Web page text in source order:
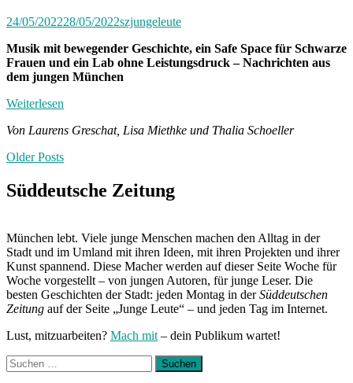
24/05/202228/05/2022szjungeleute
Musik mit bewegender Geschichte, ein Safe Space für Schwarze
Frauen und ein Lab ohne Leistungsdruck – Nachrichten aus
dem jungen München
Weiterlesen
Von Laurens Greschat, Lisa Miethke und Thalia Schoeller
Posts
navigation
Older Posts
Süddeutsche Zeitung
München lebt. Viele junge Menschen machen den Alltag in der
Stadt und im Umland mit ihren Ideen, mit ihren Projekten und ihrer
Kunst spannend. Diese Macher werden auf dieser Seite Woche für
Woche vorgestellt – von jungen Autoren, für junge Leser. Die
besten Geschichten der Stadt: jeden Montag in derSüddeutschen
Zeitung auf der Seite „Junge Leute“ – und jeden Tag im Internet.
Lust, mitzuarbeiten? Mach mit – dein Publikum wartet!
Suchen
nach: